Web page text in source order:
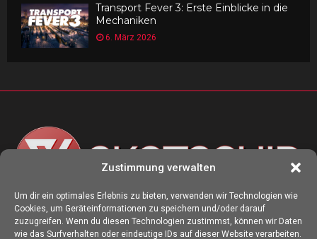
Zustimmung verwalten
Um dir ein optimales Erlebnis zu bieten, verwenden wir Technologien wie
Cookies, um Geräteinformationen zu speichern und/oder darauf
zuzugreifen. Wenn du diesen Technologien zustimmst, können wir Daten
wie das Surfverhalten oder eindeutige IDs auf dieser Website verarbeiten.
Transport Fever 3: Erste Einblicke in die
Mechaniken
6. März 2026
ÜBER UNS